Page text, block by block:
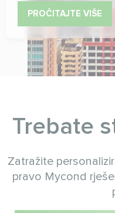
PROČITAJTE VIŠE
Trebate
Zatražite
pravo Mycond